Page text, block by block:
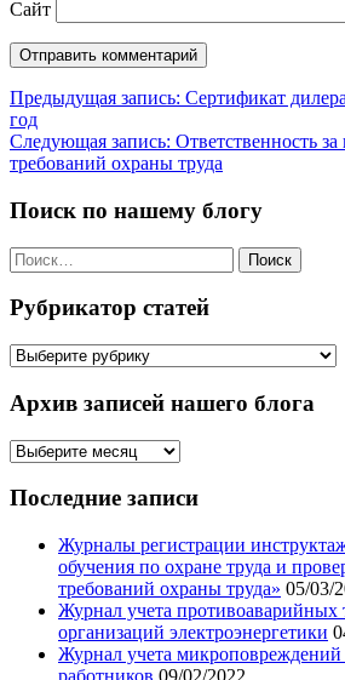
Сайт
Навигация
по
записям
Предыдущая запись: Сертификат
год
Следующая запись: Ответственность
требований охраны труда
Поиск по нашему блогу
Найти:
Рубрикатор статей
Рубрикатор
Архив записей нашего блога
Архив
нашего
Последние записи
Журналы регистрации
обучения по охране труда и
требований охраны труда» 05/03/
Журнал учета противоаварийных
организаций электроэнергетики
Журнал учета
работников 09/02/2022